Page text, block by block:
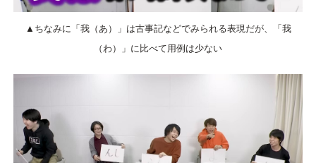
▲ちなみに「我（あ）」は古事記などでみられる表現だが、「我
（わ）」に比べて用例は少ない